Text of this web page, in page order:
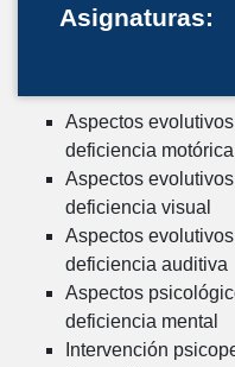
Asignaturas:
Aspectos
deficiencia motórica
Aspectos
deficiencia visual
Aspectos
deficiencia auditiva
Aspectos
deficiencia mental
Intervención